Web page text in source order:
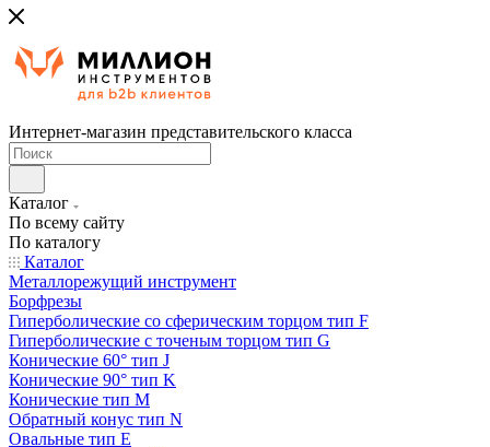
Интернет-магазин представительского класса
Каталог
По всему сайту
По каталогу
Каталог
Металлорежущий инструмент
Борфрезы
Гиперболические cо сферическим торцом тип F
Гиперболические с точеным торцом тип G
Конические 60° тип J
Конические 90° тип K
Конические тип M
Обратный конус тип N
Овальные тип E